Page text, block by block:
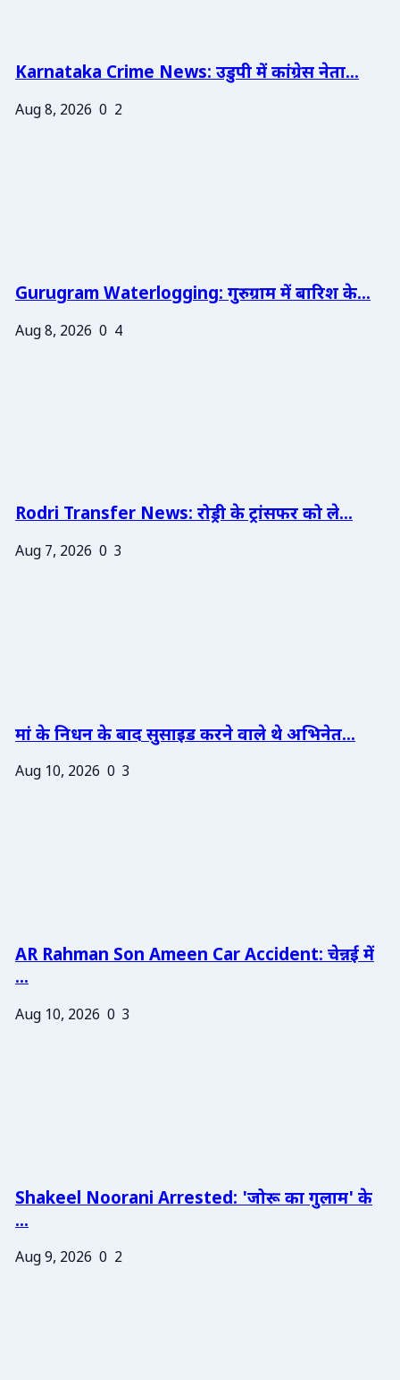
Karnataka Crime News: उडुपी में कांग्रेस नेता...
Aug 8, 2026 0 2
Gurugram Waterlogging: गुरुग्राम में बारिश के...
Aug 8, 2026 0 4
Rodri Transfer News: रोड्री के ट्रांसफर को ले...
Aug 7, 2026 0 3
मां के निधन के बाद सुसाइड करने वाले थे अभिनेत...
Aug 10, 2026 0 3
AR Rahman Son Ameen Car Accident: चेन्नई में
...
Aug 10, 2026 0 3
Shakeel Noorani Arrested: 'जोरू का गुलाम' के
...
Aug 9, 2026 0 2